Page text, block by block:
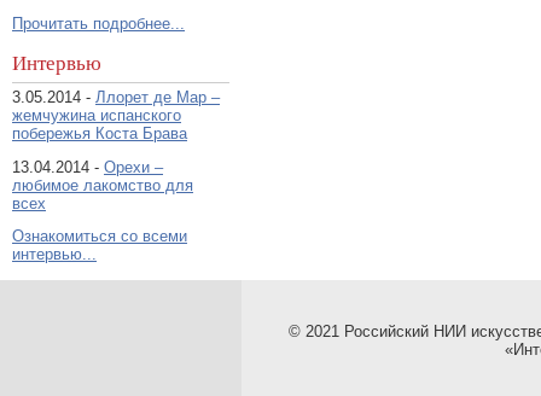
Прочитать подробнее...
Интервью
3.05.2014 - Ллорет де Мар –
жемчужина испанского
побережья Коста Брава
13.04.2014 - Орехи –
любимое лакомство для
всех
Ознакомиться со всеми
интервью...
© 2021 Российский НИИ